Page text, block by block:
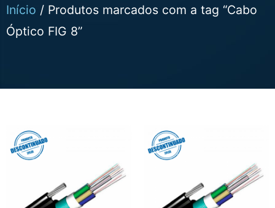
Início / Produtos marcados com a tag “Cabo
Óptico FIG 8”